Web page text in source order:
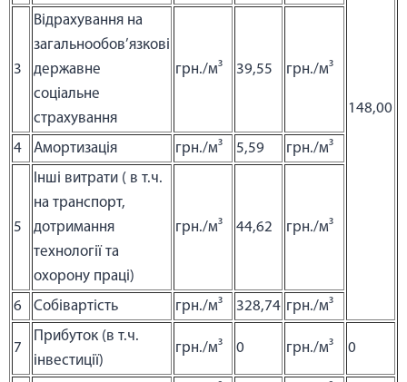
148,00
3
Відрахування на
загальнообов’язкові
державне
соціальне
страхування
грн./м³ 39,55 грн./м³
4 Амортизація грн./м³ 5,59 грн./м³
5
Інші витрати ( в т.ч.
на транспорт,
дотримання
технології та
охорону праці)
грн./м³ 44,62 грн./м³
6 Собівартість грн./м³ 328,74 грн./м³
7
Прибуток (в т.ч.
інвестиції)
грн./м³ 0 грн./м³ 0